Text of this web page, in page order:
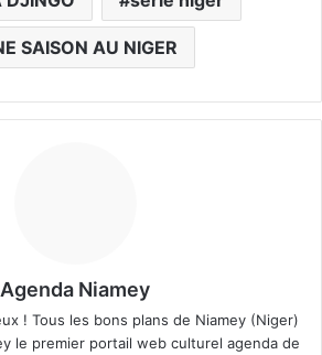
SAISON AU NIGER
Agenda Niamey
! Tous les bons plans de Niamey (Niger)
le premier portail web culturel agenda de